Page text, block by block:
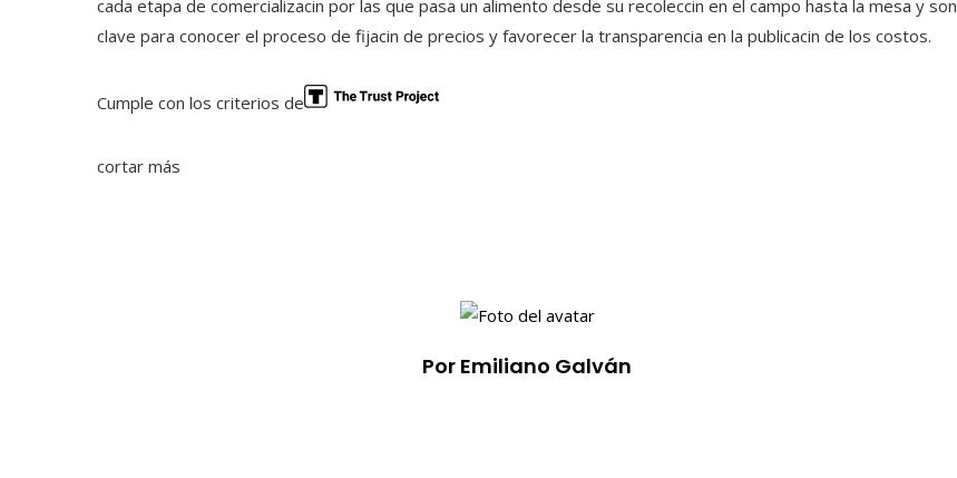
cada etapa de comercializacin por las que pasa un alimento desde su recoleccin en el campo hasta la mesa y son
clave para conocer el proceso de fijacin de precios y favorecer la transparencia en la publicacin de los costos.
Cumple con los criterios de
cortar más
Por Emiliano Galván